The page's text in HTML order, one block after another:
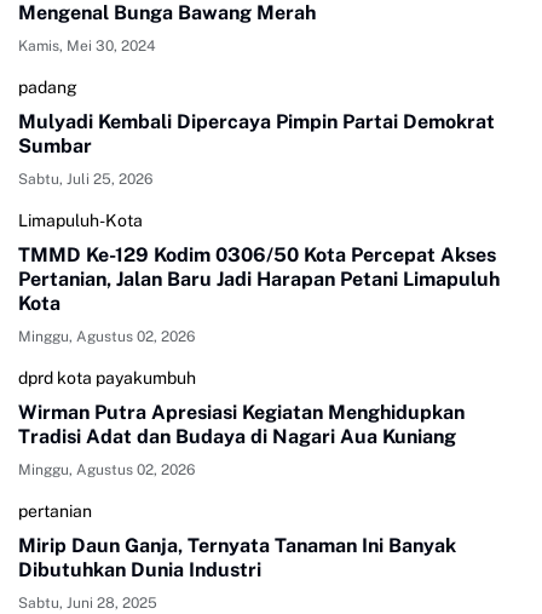
Mengenal Bunga Bawang Merah
Kamis, Mei 30, 2024
padang
Mulyadi Kembali Dipercaya Pimpin Partai Demokrat
Sumbar
Sabtu, Juli 25, 2026
Limapuluh-Kota
TMMD Ke-129 Kodim 0306/50 Kota Percepat Akses
Pertanian, Jalan Baru Jadi Harapan Petani Limapuluh
Kota
Minggu, Agustus 02, 2026
dprd kota payakumbuh
Wirman Putra Apresiasi Kegiatan Menghidupkan
Tradisi Adat dan Budaya di Nagari Aua Kuniang
Minggu, Agustus 02, 2026
pertanian
Mirip Daun Ganja, Ternyata Tanaman Ini Banyak
Dibutuhkan Dunia Industri
Sabtu, Juni 28, 2025